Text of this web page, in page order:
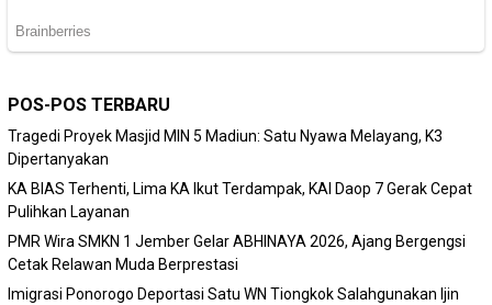
POS-POS TERBARU
Tragedi Proyek Masjid MIN 5 Madiun: Satu Nyawa Melayang, K3
Dipertanyakan
KA BIAS Terhenti, Lima KA Ikut Terdampak, KAI Daop 7 Gerak Cepat
Pulihkan Layanan
PMR Wira SMKN 1 Jember Gelar ABHINAYA 2026, Ajang Bergengsi
Cetak Relawan Muda Berprestasi
Imigrasi Ponorogo Deportasi Satu WN Tiongkok Salahgunakan Ijin